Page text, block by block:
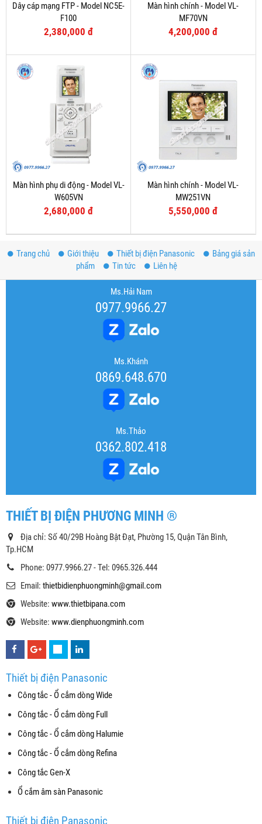
Dây cáp mạng FTP - Model NC5E-
F100
2,380,000 đ
Màn hình chính - Model VL-
MF70VN
4,200,000 đ
Màn hình phụ di động - Model VL-
W605VN
2,680,000 đ
Màn hình chính - Model VL-
MW251VN
5,550,000 đ
Trang chủ Giới thiệu Thiết bị điện Panasonic
Bảng giá sản
phẩm
Tin tức Liên hệ
Ms.Hải Nam
0977.9966.27
Ms.Khánh
0869.648.670
Ms.Thảo
0362.802.418
THIẾT BỊ ĐIỆN PHƯƠNG MINH ®
Địa chỉ: Số 40/29B Hoàng Bật Đạt, Phường 15, Quận Tân Bình,
Tp.HCM
Phone: 0977.9966.27 - Tel: 0965.326.444
Email: thietbidienphuongminh@gmail.com
Website: www.thietbipana.com
Website: www.dienphuongminh.com
Thiết bị điện Panasonic
Công tắc - Ổ cắm dòng Wide
Công tắc - Ổ cắm dòng Full
Công tắc - Ổ cắm dòng Halumie
Công tắc - Ổ cắm dòng Refina
Công tắc Gen-X
Ổ cắm âm sàn Panasonic
Thiết bị điện Panasonic